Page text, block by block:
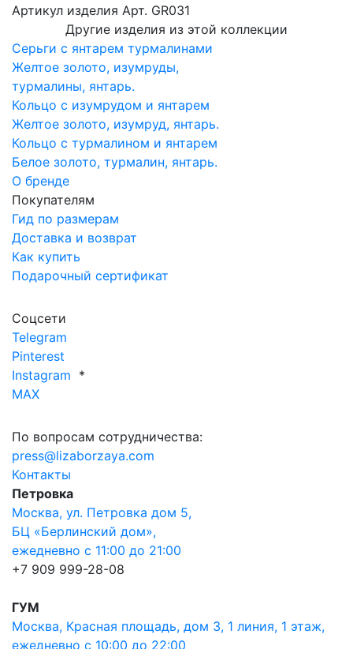
Артикул изделия Арт. GR031
Другие изделия из этой коллекции
Серьги с янтарем турмалинами
Желтое золото, изумруды,
турмалины, янтарь.
Кольцо с изумрудом и янтарем
Желтое золото, изумруд, янтарь.
Кольцо с турмалином и янтарем
Белое золото, турмалин, янтарь.
О бренде
Покупателям
Гид по размерам
Доставка и возврат
Как купить
Подарочный сертификат
Соцсети
Telegram
Pinterest
Instagram *
MAX
По вопросам сотрудничества:
press@lizaborzaya.com
Контакты
Петровка
Москва, ул. Петровка дом 5,
БЦ «Берлинский дом»,
ежедневно с 11:00 до 21:00
+7 909 999-28-08
ГУМ
Москва, Красная площадь, дом 3, 1 линия, 1 этаж,
ежедневно с 10:00 до 22:00